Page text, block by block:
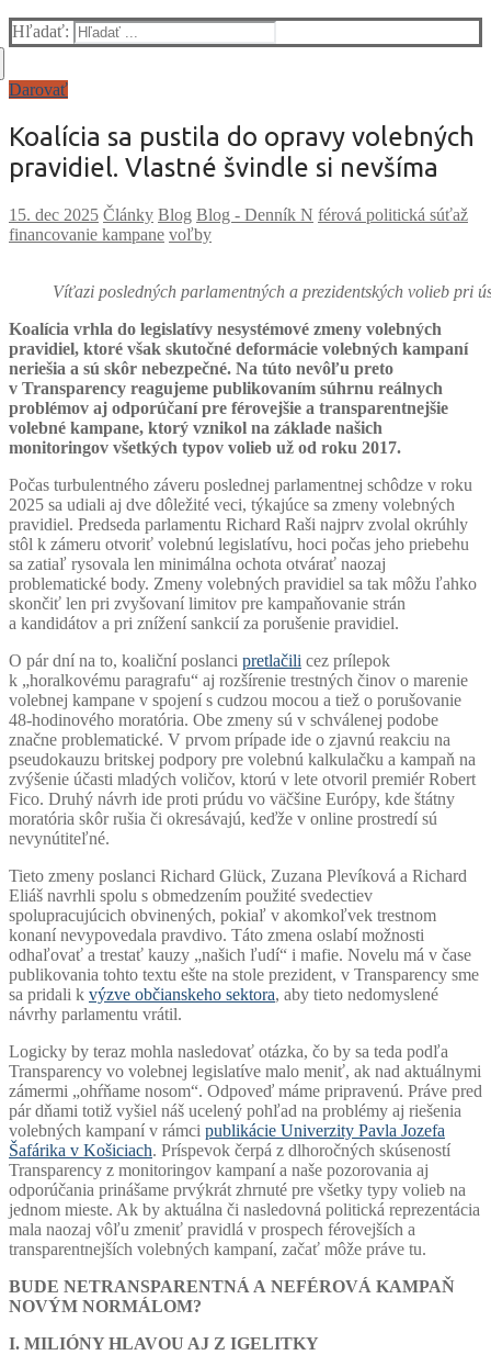
Hľadať:
Darovať
Koalícia sa pustila do opravy volebných
pravidiel. Vlastné švindle si nevšíma
Články Blog Blog - Denník N férová politická súťaž
financovanie kampane voľby
Víťazi posledných parlamentných a prezidentských volieb pri
Koalícia vrhla do legislatívy nesystémové zmeny volebných
pravidiel, ktoré však skutočné deformácie volebných kampaní
neriešia a sú skôr nebezpečné. Na túto nevôľu preto
v Transparency reagujeme publikovaním súhrnu reálnych
problémov aj odporúčaní pre férovejšie a transparentnejšie
volebné kampane, ktorý vznikol na základe našich
monitoringov všetkých typov volieb už od roku 2017.
Počas turbulentného záveru poslednej parlamentnej schôdze v roku
2025 sa udiali aj dve dôležité veci, týkajúce sa zmeny volebných
pravidiel. Predseda parlamentu Richard Raši najprv zvolal okrúhly
stôl k zámeru otvoriť volebnú legislatívu, hoci počas jeho priebehu
sa zatiaľ rysovala len minimálna ochota otvárať naozaj
problematické body. Zmeny volebných pravidiel sa tak môžu ľahko
skončiť len pri zvyšovaní limitov pre kampaňovanie strán
a kandidátov a pri znížení sankcií za porušenie pravidiel.
O pár dní na to, koaliční poslanci pretlačili cez prílepok
k „horalkovému paragrafu“ aj rozšírenie trestných činov o marenie
volebnej kampane v spojení s cudzou mocou a tiež o porušovanie
48-hodinového moratória. Obe zmeny sú v schválenej podobe
značne problematické. V prvom prípade ide o zjavnú reakciu na
pseudokauzu britskej podpory pre volebnú kalkulačku a kampaň na
zvýšenie účasti mladých voličov, ktorú v lete otvoril premiér Robert
Fico. Druhý návrh ide proti prúdu vo väčšine Európy, kde štátny
moratória skôr rušia či okresávajú, keďže v online prostredí sú
nevynútiteľné.
Tieto zmeny poslanci Richard Glück, Zuzana Plevíková a Richard
Eliáš navrhli spolu s obmedzením použité svedectiev
spolupracujúcich obvinených, pokiaľ v akomkoľvek trestnom
konaní nevypovedala pravdivo. Táto zmena oslabí možnosti
odhaľovať a trestať kauzy „našich ľudí“ i mafie. Novelu má v čase
publikovania tohto textu ešte na stole prezident, v Transparency sme
sa pridali k výzve občianskeho sektora, aby tieto nedomyslené
návrhy parlamentu vrátil.
Logicky by teraz mohla nasledovať otázka, čo by sa teda podľa
Transparency vo volebnej legislatíve malo meniť, ak nad aktuálnymi
zámermi „ohŕňame nosom“. Odpoveď máme pripravenú. Práve pred
pár dňami totiž vyšiel náš ucelený pohľad na problémy aj riešenia
volebných kampaní v rámci publikácie Univerzity Pavla Jozefa
Šafárika v Košiciach. Príspevok čerpá z dlhoročných skúseností
Transparency z monitoringov kampaní a naše pozorovania aj
odporúčania prinášame prvýkrát zhrnuté pre všetky typy volieb na
jednom mieste. Ak by aktuálna či nasledovná politická reprezentácia
mala naozaj vôľu zmeniť pravidlá v prospech férovejších a
transparentnejších volebných kampaní, začať môže práve tu.
BUDE NETRANSPARENTNÁ A NEFÉROVÁ KAMPAŇ
NOVÝM NORMÁLOM?
I. MILIÓNY HLAVOU AJ Z IGELITKY